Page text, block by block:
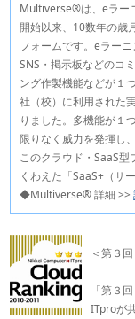
Multiverse®は、eラー
開始以来、10数年の歳
フォームです。eラー
SNS・掲示板などのコ
ング作製機能などが１
社（校）に利用された
りました。多機能が１
限りなく威力を発揮し
このクラウド・SaaS
くわえた「SaaS+（サ
◆Multiverse® 詳細 >>
＜第３
「第３
ITproが